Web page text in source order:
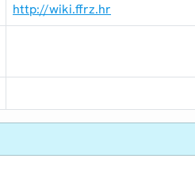
http://wiki.ffrz.hr